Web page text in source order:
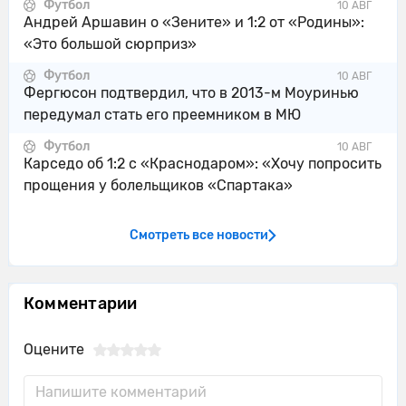
45'
Четвертый арбитр показывает, что
45'
Франсишку Консейсау выполняет
отбор и завладевает мячом для своей
45'
Ювентус пытается что-то создать.
в сторону штрафной.
45'
45'
Ювентус начинает контратаку
10 АВГ
Футбол
Андрей Аршавин о «Зените» и 1:2 от «Родины»:
«Это большой сюрприз»
10 АВГ
Футбол
Фергюсон подтвердил, что в 2013-м Моуринью
передумал стать его преемником в МЮ
10 АВГ
Футбол
Карседо об 1:2 с «Краснодаром»: «Хочу попросить
прощения у болельщиков «Спартака»
Смотреть все новости
Комментарии
Оцените